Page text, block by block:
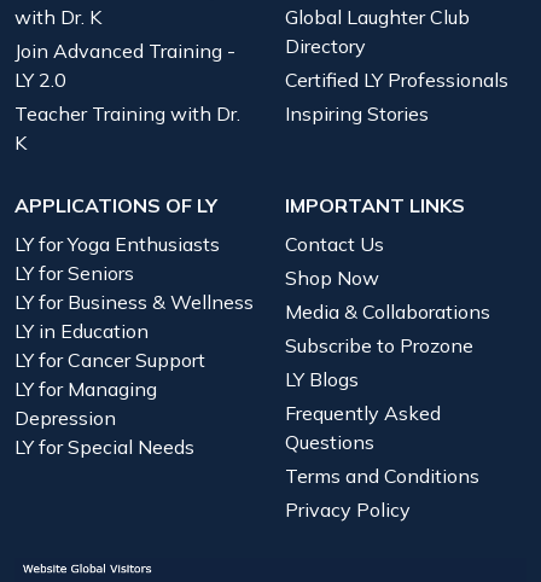
with Dr. K
Join Advanced Training -
LY 2.0
Teacher Training with Dr.
K
Global Laughter Club
Directory
Certified LY Professionals
Inspiring Stories
APPLICATIONS OF LY
LY for Yoga Enthusiasts
LY for Seniors
LY for Business & Wellness
LY in Education
LY for Cancer Support
LY for Managing
Depression
LY for Special Needs
IMPORTANT LINKS
Contact Us
Shop Now
Media & Collaborations
Subscribe to Prozone
LY Blogs
Frequently Asked
Questions
Terms and Conditions
Privacy Policy